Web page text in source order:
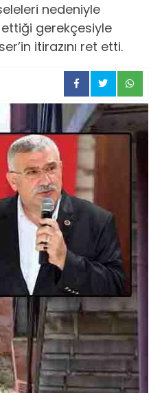
nedeniyle
ettiği gerekçesiyle
itirazını ret etti.